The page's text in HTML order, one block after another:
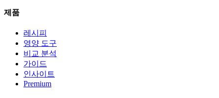
제품
레시피
영양 도구
비교 분석
가이드
인사이트
Premium